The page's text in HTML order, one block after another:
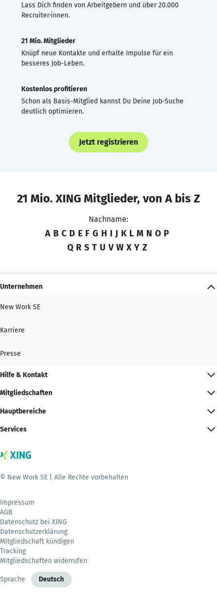
Lass Dich finden von Arbeitgebern und über 20.000
Recruiter·innen.
21 Mio. Mitglieder
Knüpf neue Kontakte und erhalte Impulse für ein
besseres Job-Leben.
Kostenlos profitieren
Schon als Basis-Mitglied kannst Du Deine Job-Suche
deutlich optimieren.
Jetzt registrieren
21 Mio. XING Mitglieder, von A bis Z
Nachname:
A B C D E F G H I J K L M N O P
Q R S T U V W X Y Z
Unternehmen
New Work SE
Karriere
Presse
Hilfe & Kontakt
Mitgliedschaften
Hauptbereiche
Services
© New Work SE | Alle Rechte vorbehalten
Impressum
AGB
Datenschutz bei XING
Datenschutzerklärung
Mitgliedschaft kündigen
Tracking
Mitgliedschaften widerrufen
Sprache Deutsch